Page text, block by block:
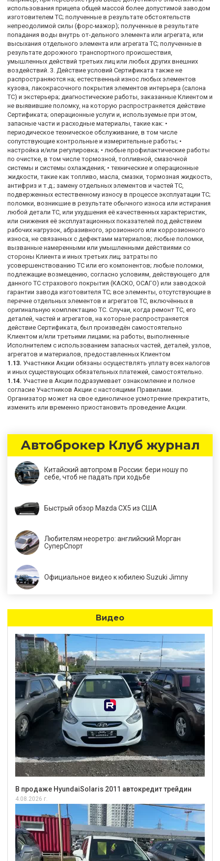
использования прицепа общей массой более допустимой заводом
изготовителем ТС; полученные в результате обстоятельств
непреодолимой силы (форс-мажор); полученные в результате
попадания воды внутрь от-дельного элемента или агрегата, или
высыхания отдельного элемента или агрегата ТС; полученные в
результате дорожного транспортного происшествия,
умышленных действий третьих лиц или любых других внешних
воздействий. 3. Действие условий Сертификата также не
распространяются на; естественный износ любых элементов
кузова, лакокрасочного покрытия элементов интерьера (салона
ТС) и экстерьера; диагностические работы, заказанные Клиентом и
не выявившие поломку, на которую распространяется действие
Сертификата; операционные услуги и, используемые при этом,
запасные части и расходные материалы, такие как: •
периодическое техническое обслуживание, в том числе
сопутствующие контрольные и измерительные работы; •
настройка и/или регулировка; • любые профилактические работы
по очистке, в том числе тормозной, топливной, смазочной
системы и системы охлаждения; • технические и операционные
жидкости, такие как топливо, масла, смазки, тормозная жидкость,
антифриз и т.д.; замену отдельных элементов и частей ТС,
подверженных естественному износу в процессе эксплуатации ТС;
поломки, возникшие в результате обычного износа или истирания
любой детали ТС, или ухудшения её качественных характеристик,
или снижения её эксплуатационных показателей под действием
рабочих нагрузок, абразивного, эрозионного или коррозионного
износа, не связанных с дефектами материалов; любые поломки,
вызванные намеренными или умышленными действиями со
стороны Клиента и иных третьих лиц; затраты по
усовершенствованию ТС или его компонентов; любые поломки,
подлежащие возмещению, согласно условиям, действующего для
данного ТС страхового покрытия (КАСКО, ОСАГО) или заводской
гарантии завода изготовителя ТС; все элементы, отсутствующие в
перечне отдельных элементов и агрегатов ТС, включённых в
оригинальную комплектацию ТС. Случаи, когда ремонт ТС, его
деталей, частей и агрегатов, на которые распространяется
действие Сертификата, был произведён самостоятельно
Клиентом и/или третьими лицами; на работы, выполненные
Исполнителем с использованием запасных частей, деталей, узлов,
агрегатов и материалов, предоставленных Клиентом
1.13. Участники Акции обязаны осуществлять уплату всех налогов
и иных существующих обязательных платежей, самостоятельно.
1.14. Участие в Акции подразумевает ознакомление и полное
согласие Участников Акции с настоящими Правилами.
Организатор может на свое единоличное усмотрение прекратить,
изменить или временно приостановить проведение Акции.
Автоброкер Клуб журнал
Китайский автопром в России: бери ношу по
себе, чтоб не падать при ходьбе
Быстрый обзор Mazda CX5 из США
Любителям неоретро: английский Морган
СуперСпорт
Официальное видео к юбилею Suzuki Jimny
Видео
В продаже HyundaiSolaris 2011 автокредит трейдин
4.08.2026 г.